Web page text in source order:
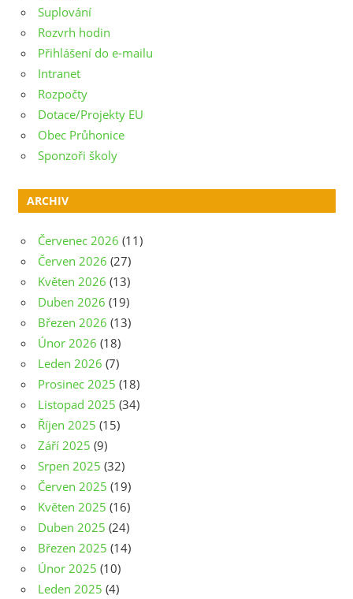
Suplování
Rozvrh hodin
Přihlášení do e-mailu
Intranet
Rozpočty
Dotace/Projekty EU
Obec Průhonice
Sponzoři školy
ARCHIV
Červenec 2026 (11)
Červen 2026 (27)
Květen 2026 (13)
Duben 2026 (19)
Březen 2026 (13)
Únor 2026 (18)
Leden 2026 (7)
Prosinec 2025 (18)
Listopad 2025 (34)
Říjen 2025 (15)
Září 2025 (9)
Srpen 2025 (32)
Červen 2025 (19)
Květen 2025 (16)
Duben 2025 (24)
Březen 2025 (14)
Únor 2025 (10)
Leden 2025 (4)